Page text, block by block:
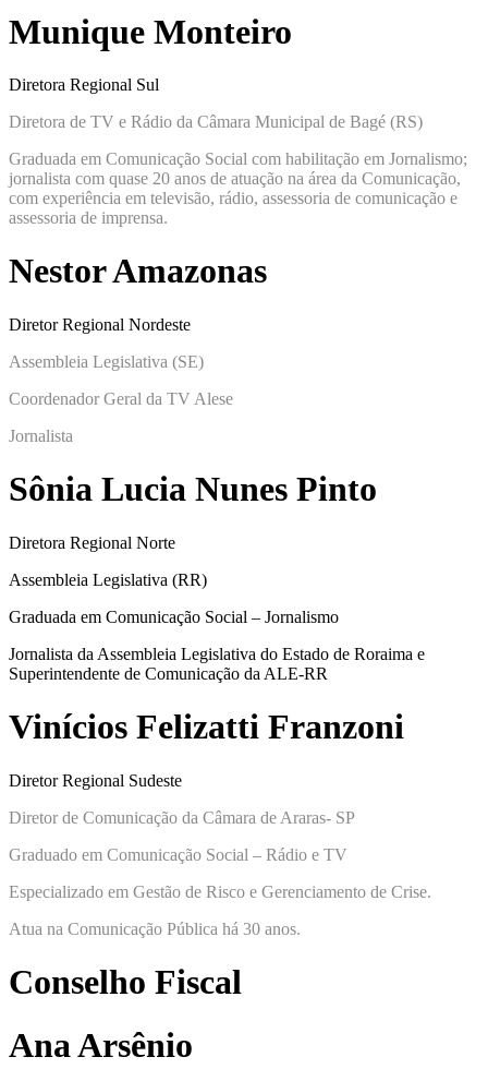
Munique Monteiro
Diretora Regional Sul
Diretora de TV e Rádio da Câmara Municipal de Bagé (RS)
Graduada em Comunicação Social com habilitação em Jornalismo;
jornalista com quase 20 anos de atuação na área da Comunicação,
com experiência em televisão, rádio, assessoria de comunicação e
assessoria de imprensa.
Nestor Amazonas
Diretor Regional Nordeste
Assembleia Legislativa (SE)
Coordenador Geral da TV Alese
Jornalista
Sônia Lucia Nunes Pinto
Diretora Regional Norte
Assembleia Legislativa (RR)
Graduada em Comunicação Social – Jornalismo
Jornalista da Assembleia Legislativa do Estado de Roraima e
Superintendente de Comunicação da ALE-RR
Vinícios Felizatti Franzoni
Diretor Regional Sudeste
Diretor de Comunicação da Câmara de Araras- SP
Graduado em Comunicação Social – Rádio e TV
Especializado em Gestão de Risco e Gerenciamento de Crise.
Atua na Comunicação Pública há 30 anos.
Conselho Fiscal
Ana Arsênio